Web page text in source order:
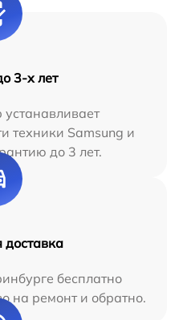
3-х лет
техники Samsung и
до 3 лет.
доставка
бесплатно
на ремонт и обратно.